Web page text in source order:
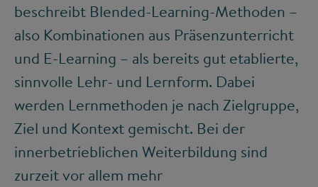
beschreibt Blended-Learning-Methoden –
also Kombinationen aus Präsenzunterricht
und E-Learning – als bereits gut etablierte,
sinnvolle Lehr- und Lernform. Dabei
werden Lernmethoden je nach Zielgruppe,
Ziel und Kontext gemischt. Bei der
innerbetrieblichen Weiterbildung sind
zurzeit vor allem mehr